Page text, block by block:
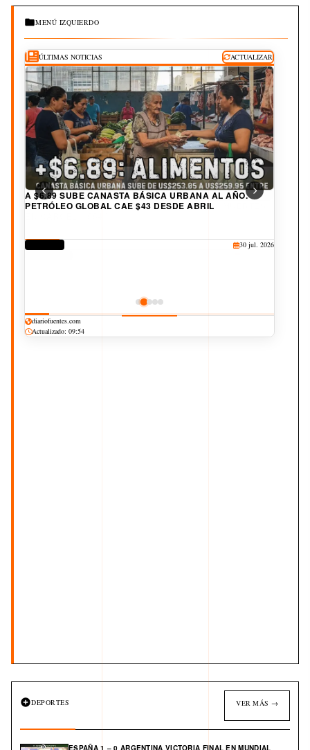
MENÚ IZQUIERDO
ÚLTIMAS NOTICIAS ACTUALIZAR
A $6.89 SUBE CANASTA BÁSICA URBANA AL AÑO.
PETRÓLEO GLOBAL CAE $43 DESDE ABRIL
DERECHOS
30 jul. 2026
diariofuentes.com
Actualizado: 09:54
DEPORTES VER MÁS →
ESPAÑA 1 – 0 ARGENTINA VICTORIA FINAL EN MUNDIAL